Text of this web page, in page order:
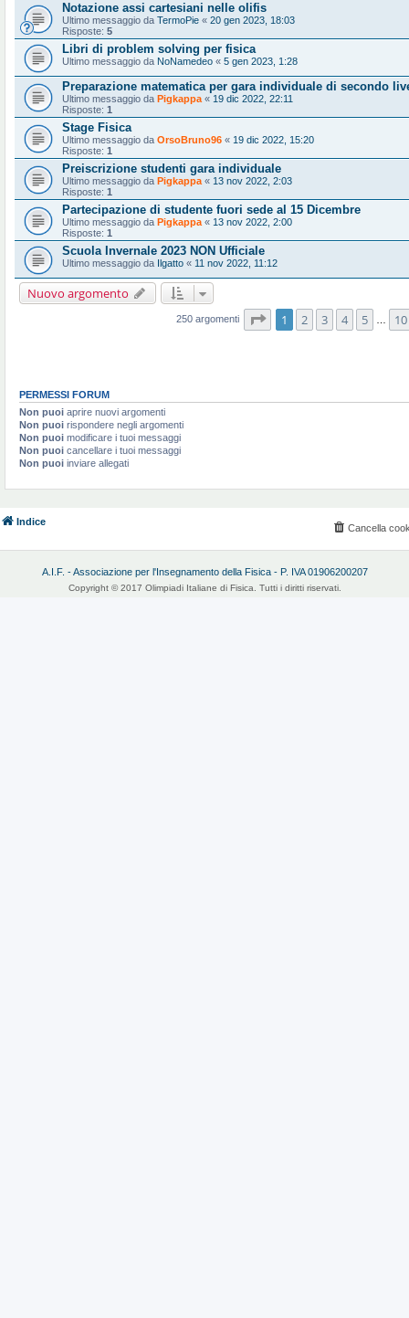
Notazione assi cartesiani nelle olifis
Ultimo messaggio da TermoPie « 20 gen 2023, 18:03
Risposte: 5
Libri di problem solving per fisica
Ultimo messaggio da NoNamedeo « 5 gen 2023, 1:28
Preparazione matematica per gara individuale di secondo
Ultimo messaggio da Pigkappa « 19 dic 2022, 22:11
Risposte: 1
Stage Fisica
Ultimo messaggio da OrsoBruno96 « 19 dic 2022, 15:20
Risposte: 1
Preiscrizione studenti gara individuale
Ultimo messaggio da Pigkappa « 13 nov 2022, 2:03
Risposte: 1
Partecipazione di studente fuori sede al 15 Dicembre
Ultimo messaggio da Pigkappa « 13 nov 2022, 2:00
Risposte: 1
Scuola Invernale 2023 NON Ufficiale
Ultimo messaggio da Ilgatto « 11 nov 2022, 11:12
Nuovo argomento
250 argomenti Pagina1 di10
1 2 3 4 5 10
PERMESSI FORUM
Non puoi aprire nuovi argomenti
Non puoi rispondere negli argomenti
Non puoi modificare i tuoi messaggi
Non puoi cancellare i tuoi messaggi
Non puoi inviare allegati
Indice
Cancella
A.I.F. - Associazione per l'Insegnamento della Fisica - P. IVA 01906200207
Copyright © 2017 Olimpiadi Italiane di Fisica. Tutti i diritti riservati.